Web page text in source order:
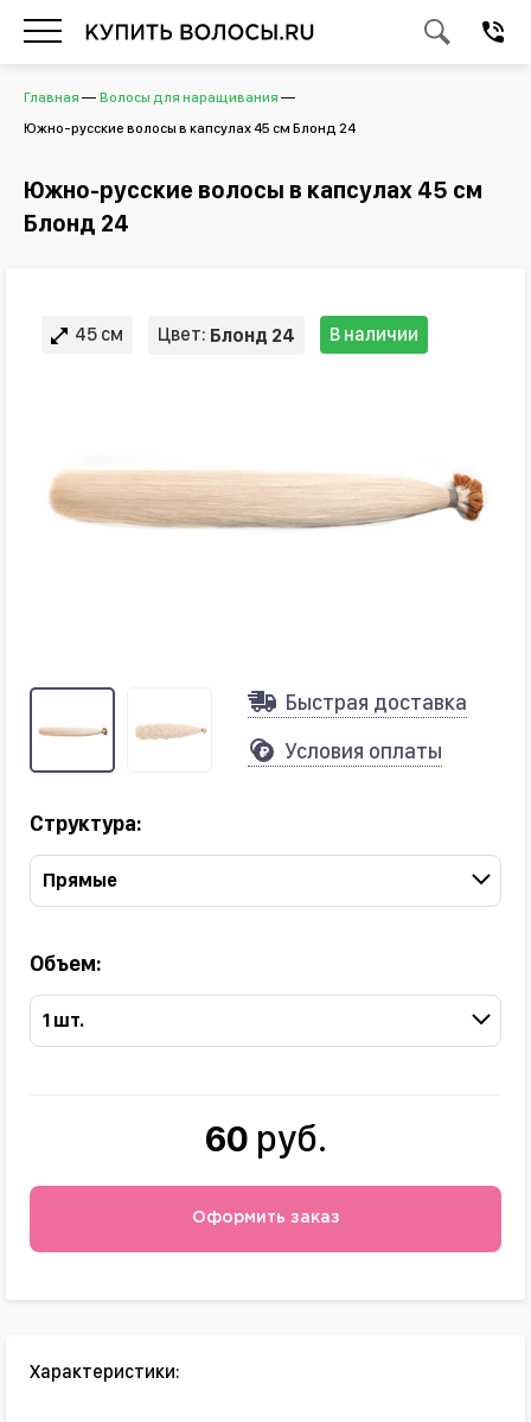
Главная
Волосы для наращивания
Южно-русские волосы в капсулах 45 см Блонд 24
Южно-русские волосы в капсулах 45 см
Блонд 24
45 см Цвет: Блонд 24 В наличии
Быстрая доставка
Условия оплаты
Структура:
Прямые
Объем:
1 шт.
60 руб.
Оформить заказ
Характеристики: